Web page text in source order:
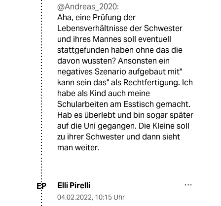
@Andreas_2020:
Aha, eine Prüfung der
Lebensverhältnisse der Schwester
und ihres Mannes soll eventuell
stattgefunden haben ohne das die
davon wussten? Ansonsten ein
negatives Szenario aufgebaut mit"
kann sein das" als Rechtfertigung. Ich
habe als Kind auch meine
Schularbeiten am Esstisch gemacht.
Hab es überlebt und bin sogar später
auf die Uni gegangen. Die Kleine soll
zu ihrer Schwester und dann sieht
man weiter.
EP Elli Pirelli
04.02.2022, 10:15 Uhr